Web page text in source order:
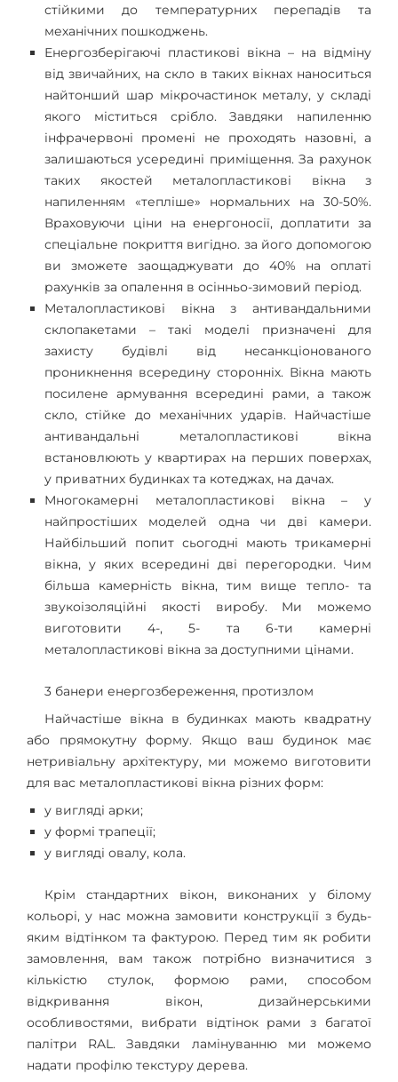
стійкими до температурних перепадів та
механічних пошкоджень.
Енергозберігаючі пластикові вікна – на відміну
від звичайних, на скло в таких вікнах наноситься
найтонший шар мікрочастинок металу, у складі
якого міститься срібло. Завдяки напиленню
інфрачервоні промені не проходять назовні, а
залишаються усередині приміщення. За рахунок
таких якостей металопластикові вікна з
напиленням «тепліше» нормальних на 30-50%.
Враховуючи ціни на енергоносії, доплатити за
спеціальне покриття вигідно. за його допомогою
ви зможете заощаджувати до 40% на оплаті
рахунків за опалення в осінньо-зимовий період.
Металопластикові вікна з антивандальними
склопакетами – такі моделі призначені для
захисту будівлі від несанкціонованого
проникнення всередину сторонніх. Вікна мають
посилене армування всередині рами, а також
скло, стійке до механічних ударів. Найчастіше
антивандальні металопластикові вікна
встановлюють у квартирах на перших поверхах,
у приватних будинках та котеджах, на дачах.
Многокамерні металопластикові вікна – у
найпростіших моделей одна чи дві камери.
Найбільший попит сьогодні мають трикамерні
вікна, у яких всередині дві перегородки. Чим
більша камерність вікна, тим вище тепло- та
звукоізоляційні якості виробу. Ми можемо
виготовити 4-, 5- та 6-ти камерні
металопластикові вікна за доступними цінами.
3 банери енергозбереження, протизлом
Найчастіше вікна в будинках мають квадратну
або прямокутну форму. Якщо ваш будинок має
нетривіальну архітектуру, ми можемо виготовити
для вас металопластикові вікна різних форм:
у вигляді арки;
у формі трапеції;
у вигляді овалу, кола.
Крім стандартних вікон, виконаних у білому
кольорі, у нас можна замовити конструкції з будь-
яким відтінком та фактурою. Перед тим як робити
замовлення, вам також потрібно визначитися з
кількістю стулок, формою рами, способом
відкривання вікон, дизайнерськими
особливостями, вибрати відтінок рами з багатої
палітри RAL. Завдяки ламінуванню ми можемо
надати профілю текстуру дерева.